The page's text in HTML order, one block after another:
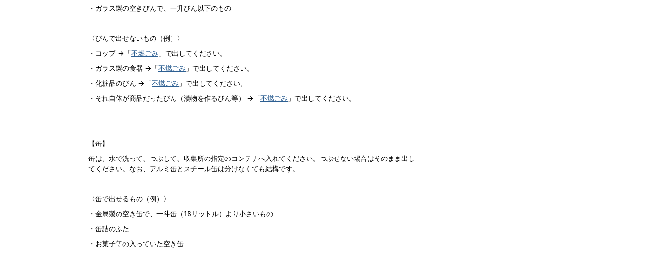
・ガラス製の空きびんで、一升びん以下のもの
〈びんで出せないもの（例）〉
・コップ →「不燃ごみ 」で出してください。
・ガラス製の食器 →「不燃ごみ 」で出してください。
・化粧品のびん →「不燃ごみ 」で出してください。
・それ自体が商品だったびん（漬物を作るびん等） →「不燃ごみ 」で出してください。
【缶】
缶は、水で洗って、つぶして、収集所の指定のコンテナへ入れてください。つぶせない場合はそのまま出し
てください。なお、アルミ缶とスチール缶は分けなくても結構です。
〈缶で出せるもの（例）〉
・金属製の空き缶で、一斗缶（18リットル）より小さいもの
・缶詰のふた
・お菓子等の入っていた空き缶